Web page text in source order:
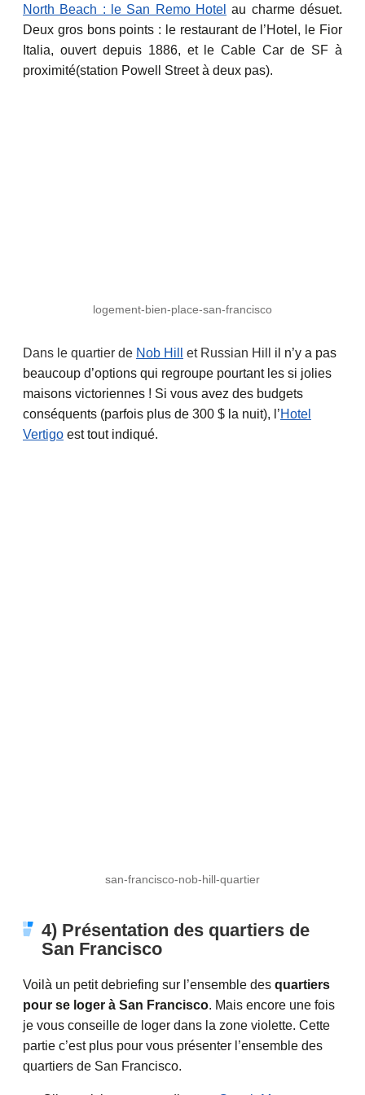
North Beach : le San Remo Hotel au charme désuet.
Deux gros bons points : le restaurant de l’Hotel, le Fior
Italia, ouvert depuis 1886, et le Cable Car de SF à
proximité(station Powell Street à deux pas).
logement-bien-place-san-francisco
Dans le quartier de Nob Hill et Russian Hill
il n’y a pas
beaucoup d’options qui regroupe pourtant les si jolies
maisons victoriennes ! Si vous avez des budgets
conséquents (parfois plus de 300 $ la nuit), l’Hotel
Vertigo est tout indiqué.
san-francisco-nob-hill-quartier
4) Présentation des quartiers de
San Francisco
Voilà un petit debriefing sur l’ensemble des quartiers
pour se loger à San Francisco. Mais encore une fois
je vous conseille de loger dans la zone violette. Cette
partie c’est plus pour vous présenter l’ensemble des
quartiers de San Francisco.